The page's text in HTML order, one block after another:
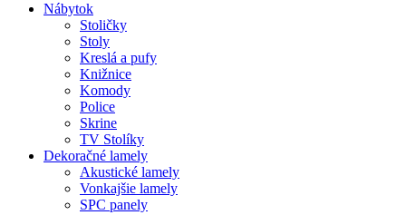
Nábytok
Stoličky
Stoly
Kreslá a pufy
Knižnice
Komody
Police
Skrine
TV Stolíky
Dekoračné lamely
Akustické lamely
Vonkajšie lamely
SPC panely